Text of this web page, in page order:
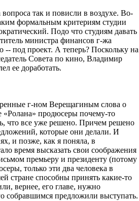
так и повисли в воздухе. Во-
формальным критериям студии
Подо что студиям давать
министра финансов г-жа
под проект. А теперь? Поскольку на
Совета по кино, Владимир
ее доработать.
г-ном Верещагиным слова о
«Ролана» продюсеры почему-то
что все уже решено. Причем решено
которые они делали. И
и позже, как я поняла, в
время высказать свои соображения
премьеру и президенту (потому
только эти два человека в
стране способны принять какие-то
вернее, его главе, нужно
собравшимся предложили выступать.